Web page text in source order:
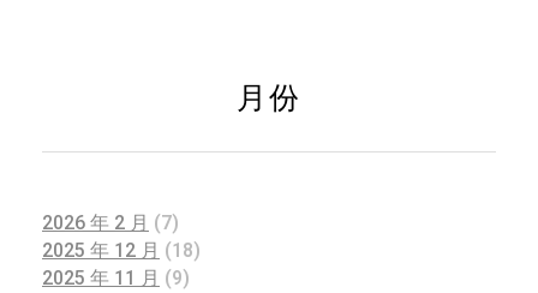
月份
2026 年 2 月 (7)
2025 年 12 月 (18)
2025 年 11 月 (9)